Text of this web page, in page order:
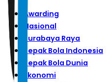
Awarding
Nasional
Surabaya Raya
Sepak Bola Indonesia
Sepak Bola Dunia
Ekonomi